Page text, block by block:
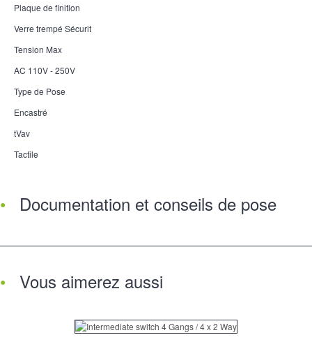
Plaque de finition
Verre trempé Sécurit
Tension Max
AC 110V - 250V
Type de Pose
Encastré
tVav
Tactile
Documentation et conseils de pose
Vous aimerez aussi